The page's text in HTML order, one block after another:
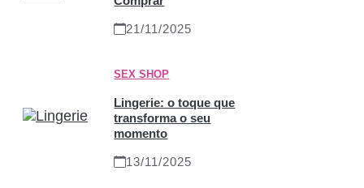
21/11/2025
SEX SHOP
Lingerie: o toque que
transforma o seu
momento
13/11/2025